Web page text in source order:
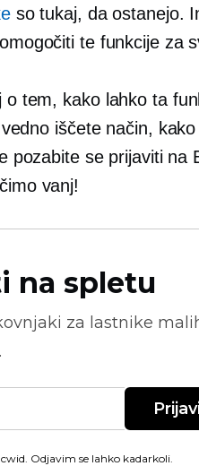
so tukaj, da ostanejo.
te funkcije za
tem, kako lahko ta
iščete način,
pozabite se prijaviti na
vanj!
na spletu
za lastnike
Odjavim se lahko kadarkoli.